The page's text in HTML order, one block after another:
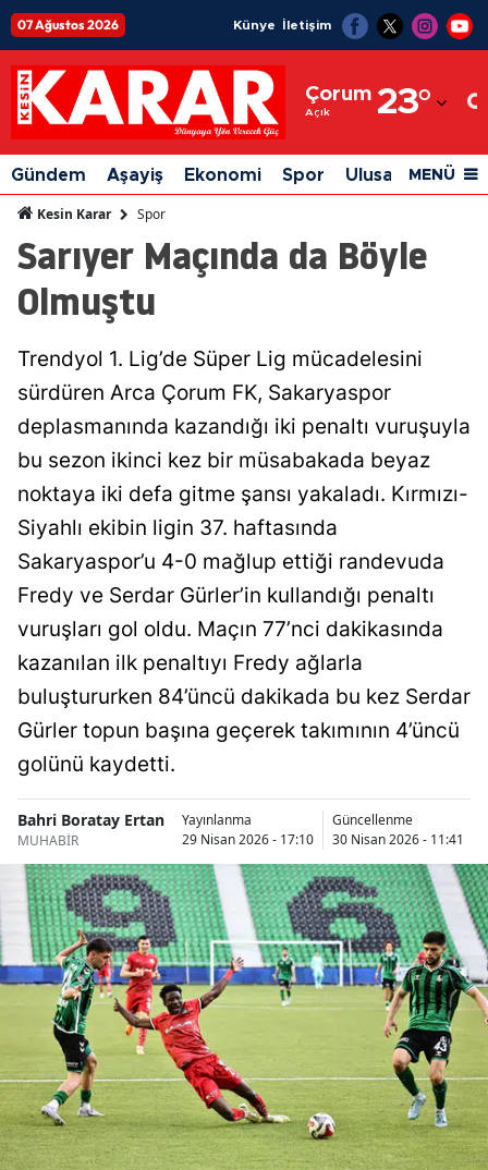
07 Ağustos 2026 Künye İletişim
Çorum
Açık 23°
Adıyaman
Afyonkarahisar
Ağrı
Amasya
Aydın
Balıkesir
Bingöl
Bitlis
Burdur
Bursa
Çankırı
Çorum
Denizli
Diyarbakır
Edirne
Elazığ
Erzincan
Erzurum
Gündem Aşayiş Ekonomi Spor Ulusal Siyaset
MENÜ
Kesin Karar Spor
Sarıyer Maçında da Böyle
Olmuştu
Trendyol 1. Lig’de Süper Lig mücadelesini
sürdüren Arca Çorum FK, Sakaryaspor
deplasmanında kazandığı iki penaltı vuruşuyla
bu sezon ikinci kez bir müsabakada beyaz
noktaya iki defa gitme şansı yakaladı. Kırmızı-
Siyahlı ekibin ligin 37. haftasında
Sakaryaspor’u 4-0 mağlup ettiği randevuda
Fredy ve Serdar Gürler’in kullandığı penaltı
vuruşları gol oldu. Maçın 77’nci dakikasında
kazanılan ilk penaltıyı Fredy ağlarla
buluştururken 84’üncü dakikada bu kez Serdar
Gürler topun başına geçerek takımının 4’üncü
golünü kaydetti.
Bahri Boratay Ertan
MUHABİR
Yayınlanma
29 Nisan 2026 - 17:10
Güncellenme
30 Nisan 2026 - 11:41